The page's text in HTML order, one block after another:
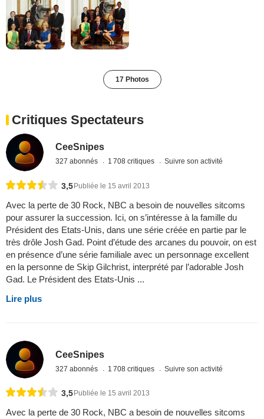
17 Photos
Critiques Spectateurs
CeeSnipes
327 abonnés 1 708 critiques Suivre son activité
3,5 Publiée le 15 avril 2013
Avec la perte de 30 Rock, NBC a besoin de nouvelles sitcoms
pour assurer la succession. Ici, on s’intéresse à la famille du
Président des Etats-Unis, dans une série créée en partie par le
très drôle Josh Gad. Point d’étude des arcanes du pouvoir, on est
en présence d’une série familiale avec un personnage excellent
en la personne de Skip Gilchrist, interprété par l’adorable Josh
Gad. Le Président des Etats-Unis ...
Lire plus
CeeSnipes
327 abonnés 1 708 critiques Suivre son activité
3,5 Publiée le 15 avril 2013
Avec la perte de 30 Rock, NBC a besoin de nouvelles sitcoms